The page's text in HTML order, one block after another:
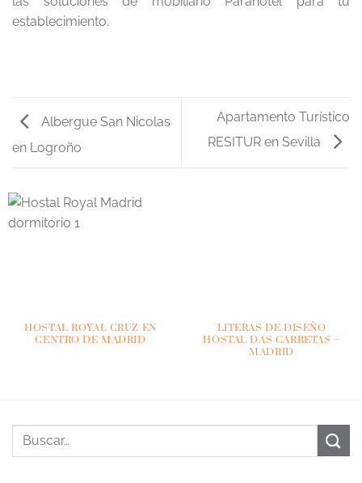
establecimiento.
Albergue San Nicolas
en Logroño
Apartamento Turístico
RESITUR en Sevilla
HOSTAL ROYAL CRUZ EN
CENTRO DE MADRID
LITERAS DE DISEÑO
HOSTAL DAS CARRETAS –
MADRID